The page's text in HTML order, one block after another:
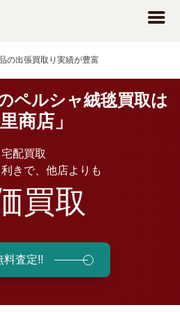
の出張買取り実績が豊富
ペルシャ絨毯買取は
商店」
配買取
きで、他店よりも
買取
料査定!!